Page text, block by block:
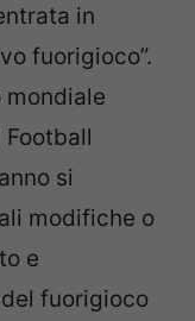
in
fuorigioco”.
mondiale
si
modifiche o
e
del fuorigioco